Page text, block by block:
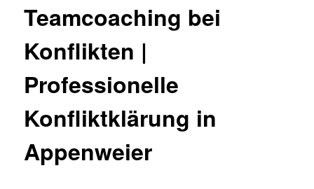
Teamcoaching bei
Konflikten |
Professionelle
Konfliktklärung in
Appenweier